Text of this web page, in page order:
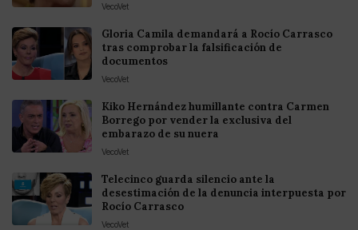
VecoVet
Gloria Camila demandará a Rocío Carrasco
tras comprobar la falsificación de
documentos
VecoVet
Kiko Hernández humillante contra Carmen
Borrego por vender la exclusiva del
embarazo de su nuera
VecoVet
Telecinco guarda silencio ante la
desestimación de la denuncia interpuesta por
Rocío Carrasco
VecoVet